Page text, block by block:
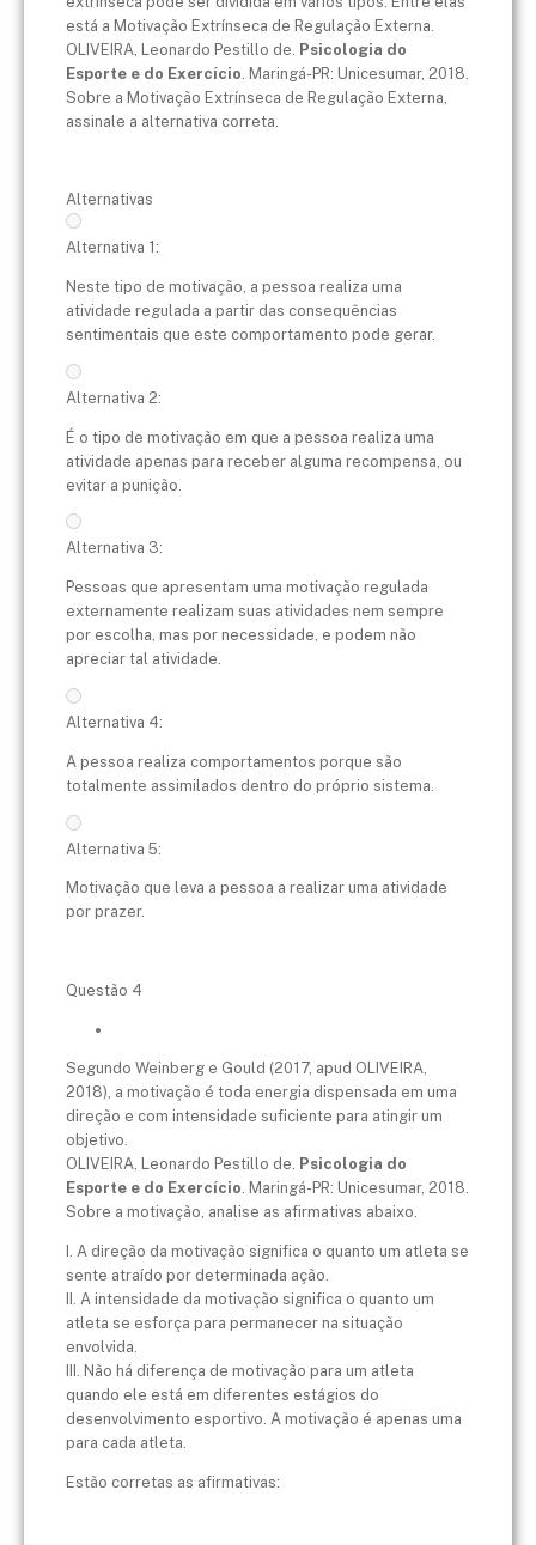
está a Motivação Extrínseca de Regulação Externa.
OLIVEIRA, Leonardo Pestillo de. Psicologia do
Esporte e do Exercício . Maringá-PR: Unicesumar, 2018.
Sobre a Motivação Extrínseca de Regulação Externa,
assinale a alternativa correta.
Alternativas
Alternativa 1:
Neste tipo de motivação, a pessoa realiza uma
atividade regulada a partir das consequências
sentimentais que este comportamento pode gerar.
Alternativa 2:
É o tipo de motivação em que a pessoa realiza uma
atividade apenas para receber alguma recompensa, ou
evitar a punição.
Alternativa 3:
Pessoas que apresentam uma motivação regulada
externamente realizam suas atividades nem sempre
por escolha, mas por necessidade, e podem não
apreciar tal atividade.
Alternativa 4:
A pessoa realiza comportamentos porque são
totalmente assimilados dentro do próprio sistema.
Alternativa 5:
Motivação que leva a pessoa a realizar uma atividade
por prazer.
Questão 4
Segundo Weinberg e Gould (2017, apud OLIVEIRA,
2018), a motivação é toda energia dispensada em uma
direção e com intensidade suficiente para atingir um
objetivo.
OLIVEIRA, Leonardo Pestillo de. Psicologia do
Esporte e do Exercício. Maringá-PR: Unicesumar, 2018.
Sobre a motivação, analise as afirmativas abaixo.
I. A direção da motivação significa o quanto um atleta se
sente atraído por determinada ação.
II. A intensidade da motivação significa o quanto um
atleta se esforça para permanecer na situação
envolvida.
III. Não há diferença de motivação para um atleta
quando ele está em diferentes estágios do
desenvolvimento esportivo. A motivação é apenas uma
para cada atleta.
Estão corretas as afirmativas: